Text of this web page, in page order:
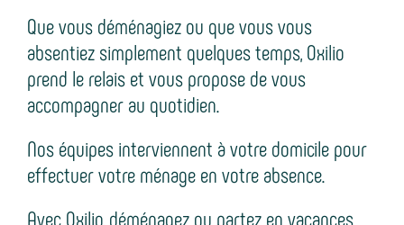
Que vous déménagiez ou que vous vous
absentiez simplement quelques temps, Oxilio
prend le relais et vous propose de vous
accompagner au quotidien.
Nos équipes interviennent à votre domicile pour
effectuer votre ménage en votre absence.
Avec Oxilio, déménagez ou partez en vacances